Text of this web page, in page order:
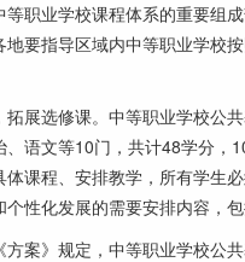
业学校课程体系的重要组成
要指导区域内中等职业学校
选修课。中等职业学校公共
语文等10门，共计48学分
课程、安排教学，所有学生
性化发展的需要安排内容，
》规定，中等职业学校公共